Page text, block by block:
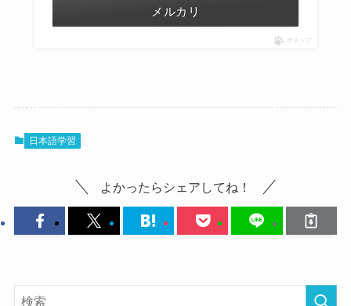
メルカリ
ポチップ
日本語学習
よかったらシェアしてね！